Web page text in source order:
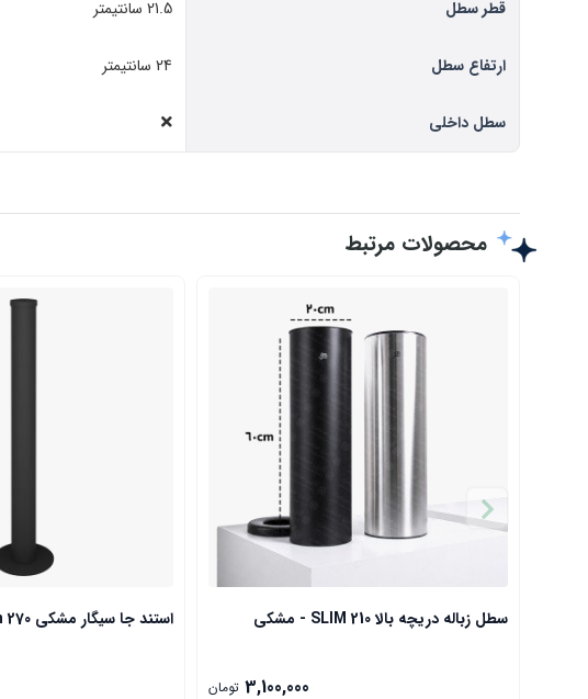
قطر سطل 21.5 سانتیمتر
ارتفاع سطل 24 سانتیمتر
سطل داخلی
محصولات مرتبط
سطل زباله دریچه بالا SLIM 210 - مشکی
3,100,000 تومان
استند جا سیگار مشکی Cigaret bin 270